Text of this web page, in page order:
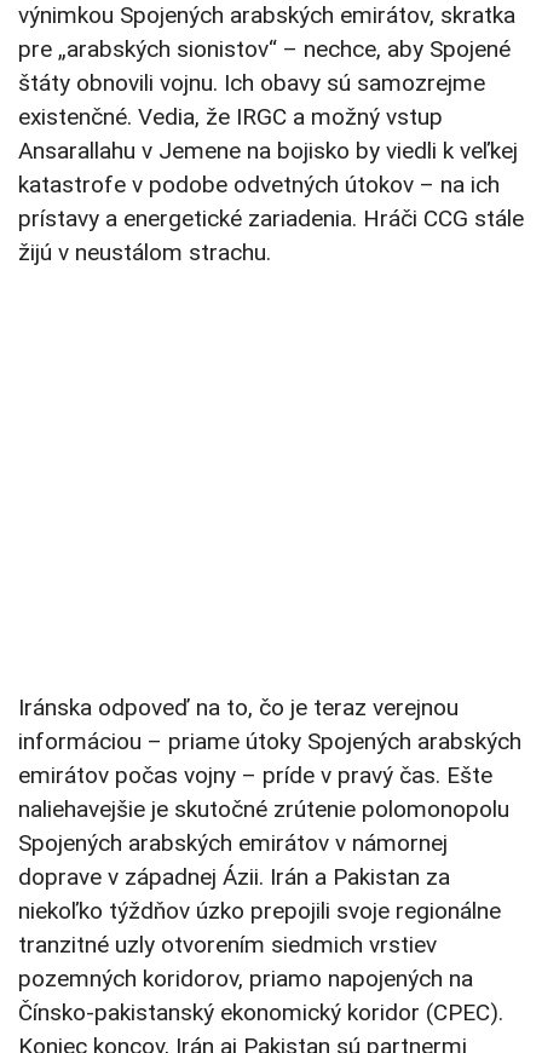
výnimkou Spojených arabských emirátov, skratka
pre „arabských sionistov“ – nechce, aby Spojené
štáty obnovili vojnu. Ich obavy sú samozrejme
existenčné. Vedia, že IRGC a možný vstup
Ansarallahu v Jemene na bojisko by viedli k veľkej
katastrofe v podobe odvetných útokov – na ich
prístavy a energetické zariadenia. Hráči CCG stále
žijú v neustálom strachu.
Iránska odpoveď na to, čo je teraz verejnou
informáciou – priame útoky Spojených arabských
emirátov počas vojny – príde v pravý čas. Ešte
naliehavejšie je skutočné zrútenie polomonopolu
Spojených arabských emirátov v námornej
doprave v západnej Ázii. Irán a Pakistan za
niekoľko týždňov úzko prepojili svoje regionálne
tranzitné uzly otvorením siedmich vrstiev
pozemných koridorov, priamo napojených na
Čínsko-pakistanský ekonomický koridor (CPEC).
Koniec koncov, Irán aj Pakistan sú partnermi